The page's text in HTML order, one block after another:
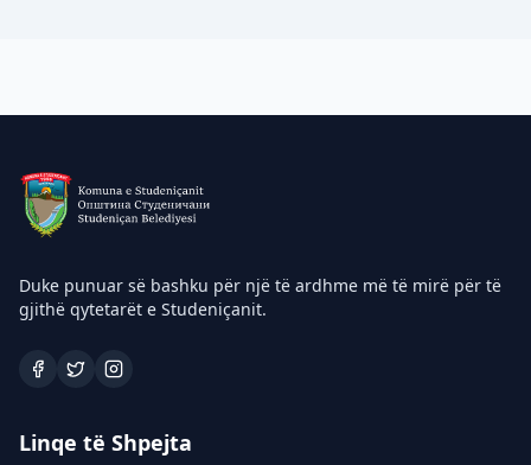
Duke punuar së bashku për një të ardhme më të mirë për të
gjithë qytetarët e Studeniçanit.
Linqe të Shpejta